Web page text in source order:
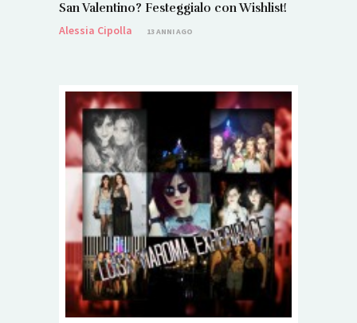
San Valentino? Festeggialo con Wishlist!
Alessia Cipolla
13 ANNI AGO